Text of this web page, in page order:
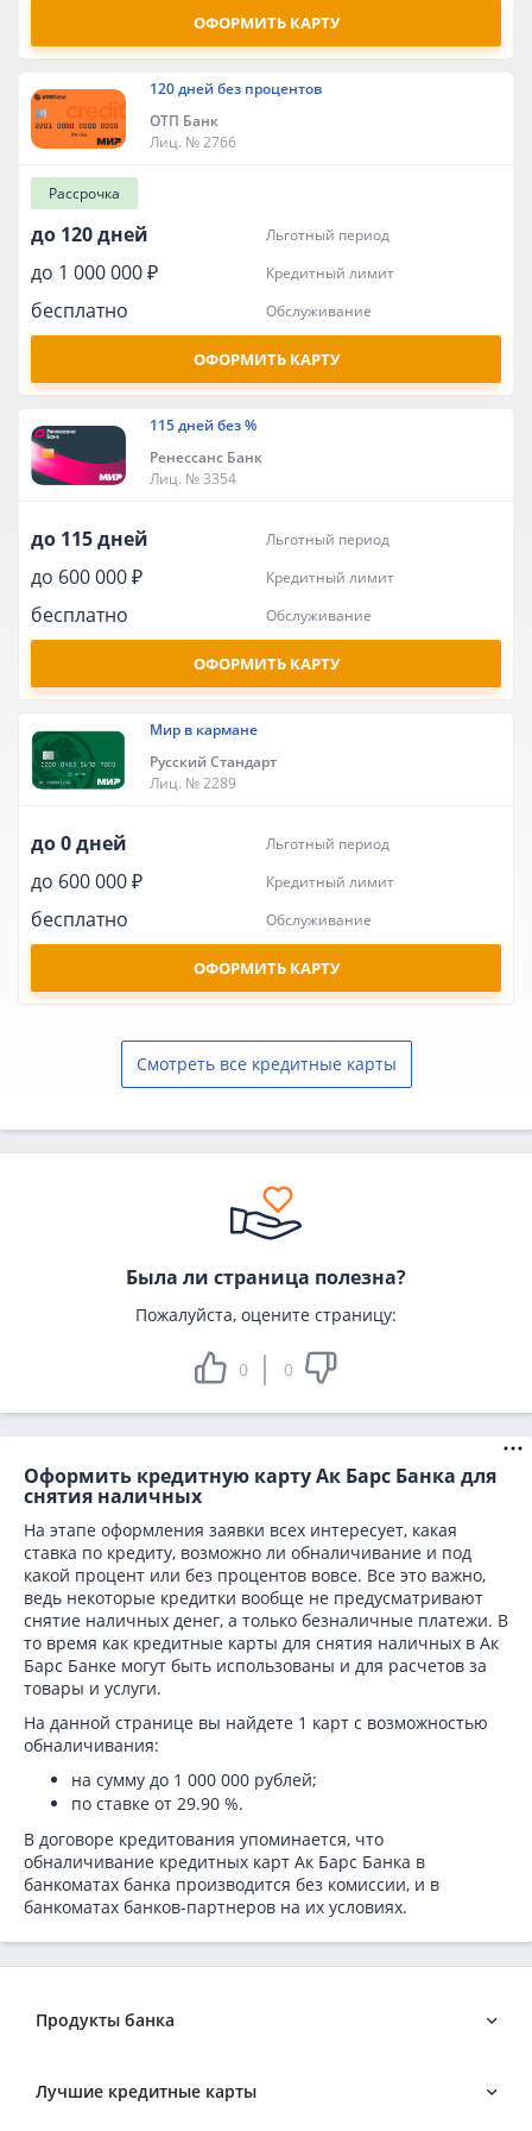
ОФОРМИТЬ КАРТУ
120 дней без процентов
ОТП Банк
Лиц. № 2766
Рассрочка
до 120 дней льготный период
до 1 000 000 ₽ кредитный лимит
бесплатно обслуживание
ОФОРМИТЬ КАРТУ
115 дней без %
Ренессанс Банк
Лиц. № 3354
до 115 дней льготный период
до 600 000 ₽ кредитный лимит
бесплатно обслуживание
ОФОРМИТЬ КАРТУ
Мир в кармане
Русский Стандарт
Лиц. № 2289
до 0 дней льготный период
до 600 000 ₽ кредитный лимит
бесплатно обслуживание
ОФОРМИТЬ КАРТУ
Смотреть все кредитные карты
Была ли страница полезна?
Пожалуйста, оцените страницу:
0 0
Оформить кредитную карту Ак Барс Банка для
снятия наличных
На этапе оформления заявки всех интересует, какая
ставка по кредиту, возможно ли обналичивание и под
какой процент или без процентов вовсе. Все это важно,
ведь некоторые кредитки вообще не предусматривают
снятие наличных денег, а только безналичные платежи. В
то время как кредитные карты для снятия наличных в Ак
Барс Банке могут быть использованы и для расчетов за
товары и услуги.
На данной странице вы найдете 1 карт с возможностью
обналичивания:
на сумму до 1 000 000 рублей;
по ставке от 29.90 %.
В договоре кредитования упоминается, что
обналичивание кредитных карт Ак Барс Банка в
банкоматах банка производится без комиссии, и в
банкоматах банков-партнеров на их условиях.
Продукты банка
Бизнес-кредиты в Ак Барс Банке
Лучшие кредитные карты